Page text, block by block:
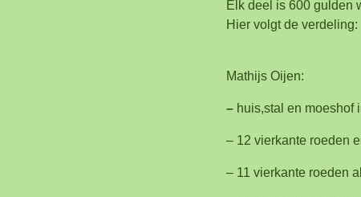
Elk deel is 600 gulden
Hier volgt de verdeling:
Mathijs Oijen:
– huis,stal en moeshof
– 12 vierkante roeden
– 11 vierkante roeden